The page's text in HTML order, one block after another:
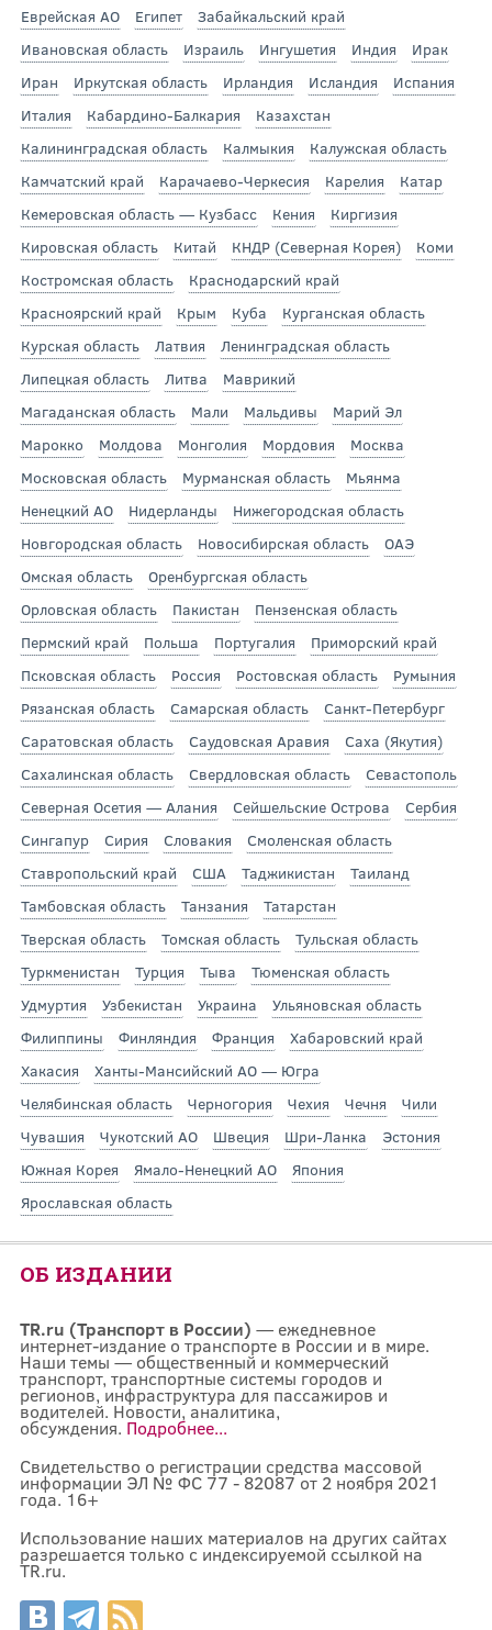
Еврейская АО
Египет
Забайкальский край
Ивановская область
Израиль Ингушетия Индия
Ирак
Иран
Иркутская область Ирландия Исландия
Испания
Италия
Кабардино-Балкария
Казахстан
Калининградская область
Калмыкия
Калужская область
Камчатский край
Карачаево-Черкесия Карелия
Катар
Кемеровская область — Кузбасс
Кения
Киргизия
Кировская область
Китай КНДР (Северная Корея)
Коми
Костромская область
Краснодарский край
Красноярский край
Крым Куба
Курганская область
Курская область
Латвия
Ленинградская область
Липецкая область
Литва
Маврикий
Магаданская область
Мали Мальдивы
Марий Эл
Марокко
Молдова Монголия Мордовия
Москва
Московская область
Мурманская область
Мьянма
Ненецкий АО
Нидерланды
Нижегородская область
Новгородская область
Новосибирская область
ОАЭ
Омская область
Оренбургская область
Орловская область
Пакистан
Пензенская область
Пермский край
Польша Португалия
Приморский край
Псковская область
Россия Ростовская область
Румыния
Рязанская область
Самарская область
Санкт-Петербург
Саратовская область
Саудовская Аравия
Саха (Якутия)
Сахалинская область
Свердловская область
Севастополь
Северная Осетия — Алания
Сейшельские Острова
Сербия
Сингапур
Сирия Словакия
Смоленская область
Ставропольский край
США Таджикистан
Таиланд
Тамбовская область
Танзания
Татарстан
Тверская область
Томская область
Тульская область
Туркменистан
Турция Тыва
Тюменская область
Удмуртия
Узбекистан Украина
Ульяновская область
Филиппины
Финляндия Франция
Хабаровский край
Хакасия
Ханты-Мансийский АО — Югра
Челябинская область
Черногория Чехия Чечня
Чили
Чувашия
Чукотский АО Швеция Шри-Ланка
Эстония
Южная Корея
Ямало-Ненецкий АО
Япония
Ярославская область
ОБ ИЗДАНИИ
TR.ru (Транспорт в России) — ежедневное
интернет-издание о транспорте в России и в мире.
Наши темы — общественный и коммерческий
транспорт, транспортные системы городов и
регионов, инфраструктура для пассажиров и
водителей. Новости, аналитика,
обсуждения. Подробнее...
Свидетельство о регистрации средства массовой
информации ЭЛ № ФС 77 - 82087 от 2 ноября 2021
года. 16+
Использование наших материалов на других сайтах
разрешается только с индексируемой ссылкой на
TR.ru.